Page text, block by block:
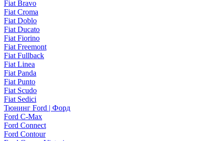
Fiat Bravo
Fiat Croma
Fiat Doblo
Fiat Ducato
Fiat Fiorino
Fiat Freemont
Fiat Fullback
Fiat Linea
Fiat Panda
Fiat Punto
Fiat Scudo
Fiat Sedici
Тюнинг Ford | Форд
Ford C-Max
Ford Connect
Ford Contour